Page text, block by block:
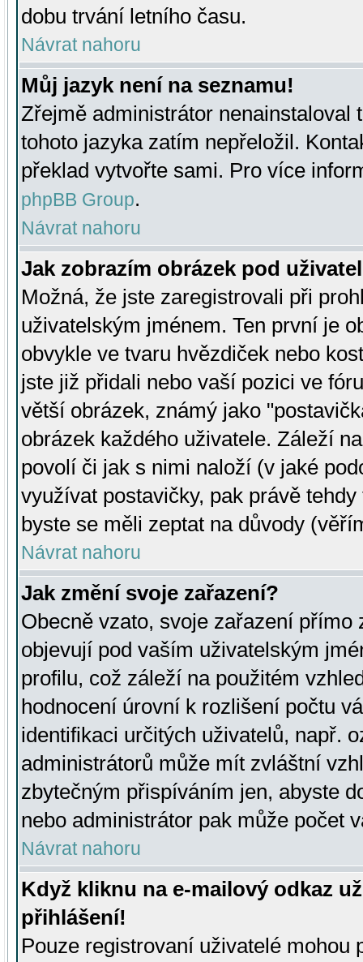
dobu trvání letního času.
Návrat nahoru
Můj jazyk není na seznamu!
Zřejmě administrátor nenainstaloval
tohoto jazyka zatím nepřeložil.
překlad vytvořte sami. Pro více
phpBB Group.
Návrat nahoru
Jak zobrazím obrázek pod
Možná, že jste zaregistrovali při
uživatelským jménem. Ten první je
obvykle ve tvaru hvězdiček nebo
jste již přidali nebo vaší pozici ve
větší obrázek, známý jako
obrázek každého uživatele. Záleží
povolí či jak s nimi naloží (v jaké
využívat postavičky, pak právě
byste se měli zeptat na důvody
Návrat nahoru
Jak změní svoje zařazení?
Obecně vzato, svoje zařazení přímo
objevují pod vaším uživatelským
profilu, což záleží na použitém
hodnocení úrovní k rozlišení počtu
identifikaci určitých uživatelů, např.
administrátorů může mít zvláštní
zbytečným přispíváním jen, abyste
nebo administrátor pak může počet
Návrat nahoru
Když kliknu na e-mailový odkaz
přihlášení!
Pouze registrovaní uživatelé mohou